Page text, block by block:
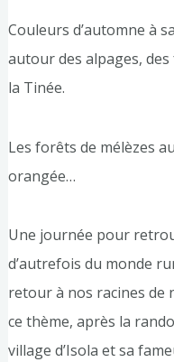
Couleurs d’automne à
autour des alpages,
la Tinée.
Les forêts de mélèzes
orangée…
Une journée pour
d’autrefois du monde
retour à nos racines de
ce thème, après la
village d’Isola et sa